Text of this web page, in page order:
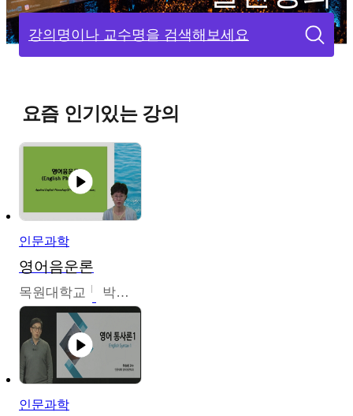
강의명이나 교수명을 검색해보세요
요즘 인기있는 강의
인문과학
영어음운론
목원대학교 박미숙
인문과학